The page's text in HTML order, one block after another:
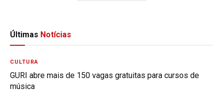
Últimas Notícias
CULTURA
GURI abre mais de 150 vagas gratuitas para cursos de
música